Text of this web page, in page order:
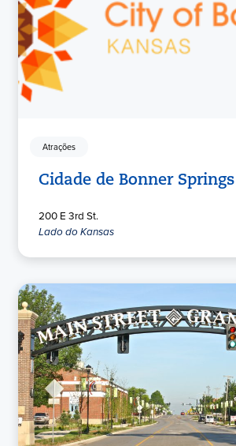
Atrações
Cidade de Bonner Springs
200 E 3rd St.
Lado do Kansas